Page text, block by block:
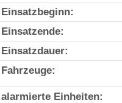
Einsatzbeginn:
Einsatzende:
Einsatzdauer:
Fahrzeuge:
alarmierte Einheiten: